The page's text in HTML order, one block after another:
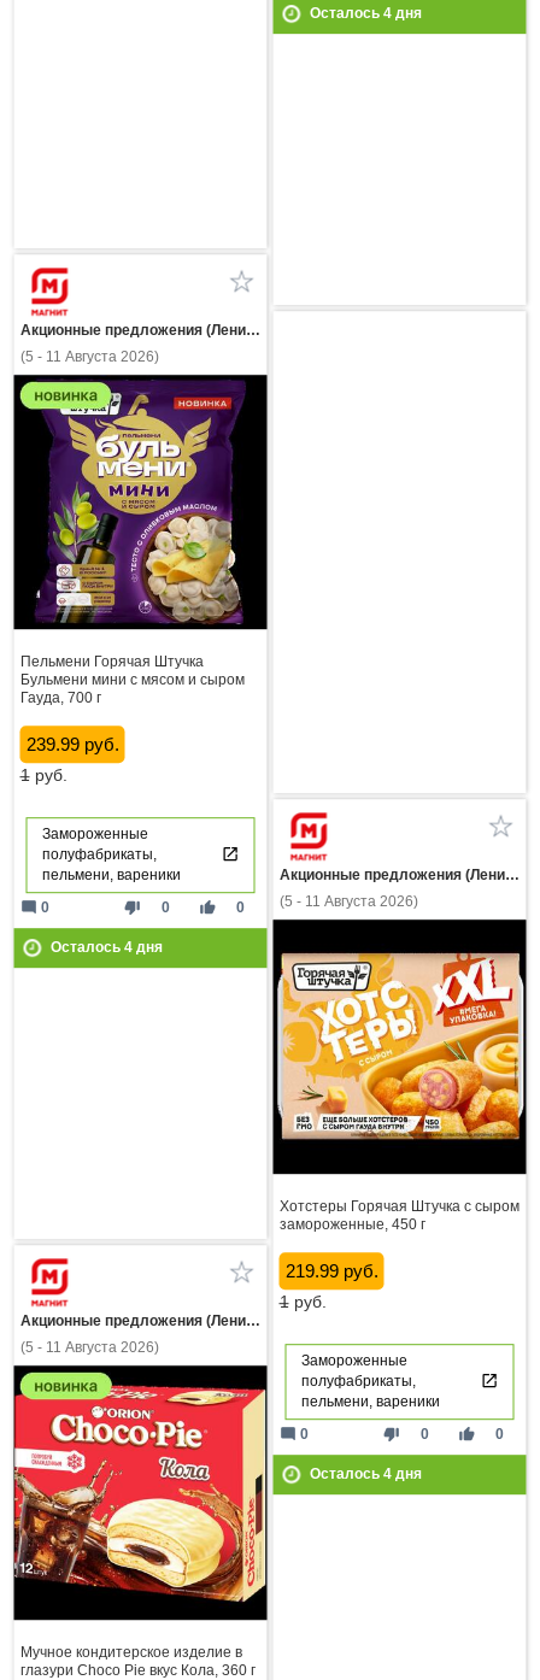
Осталось 4дня
Акционные предложения (Ленинградская область)
(5 - 11 Августа 2026)
Пельмени Горячая Штучка
Бульмени мини с мясом и сыром
Гауда, 700 г
239.99 руб.
1руб.
Замороженные
полуфабрикаты,
пельмени, вареники
thumb_down 0 thumb_up 0
mode_comment 0
Осталось 4дня
Акционные предложения (Ленинградская область)
(5 - 11 Августа 2026)
Хотстеры Горячая Штучка с сыром
замороженные, 450 г
219.99 руб.
1руб.
Замороженные
полуфабрикаты,
пельмени, вареники
thumb_down 0 thumb_up 0
mode_comment 0
Осталось 4дня
Акционные предложения (Ленинградская область)
(5 - 11 Августа 2026)
Мучное кондитерское изделие в
глазури Choco Pie вкус Кола, 360 г